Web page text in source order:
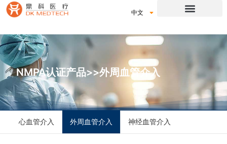
中文
NMPA认证产品>>外周血管介入
心血管介入 外周血管介入 神经血管介入